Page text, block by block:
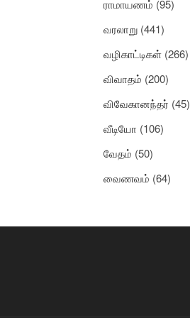
ராமாயணம் (95)
வரலாறு (441)
வழிகாட்டிகள் (266)
விவாதம் (200)
விவேகானந்தர் (45)
வீடியோ (106)
வேதம் (50)
வைணவம் (64)